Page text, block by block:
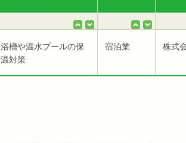
浴槽や温水プールの保
温対策
宿泊業 株式